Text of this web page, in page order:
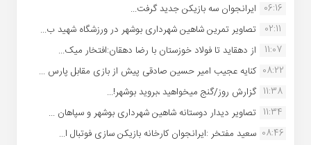
06:16 ایرانجوان سه بازیکن جدید گرفت...
02:11
تصاویر تمرین شاهین شهردارى بوشهر در ورزشگاه شهید ب...
11:07
از دهقاید تا فولاد خوزستان با رضا دهقان:افتخار میک...
08:22 کنایه عجیب امیر حسین صادقی پیش از بازی مقابل پارس ...
11:38 گزارش روز/گنج میخواهید ،بروید بوشهر!...
11:34 تصاویر دیدار دوستانه شاهین شهردارى بوشهر و سپاهان ...
08:46 سعید مفتخر :ایرانجوان کارخانه بازیکن سازی فوتبال ا...